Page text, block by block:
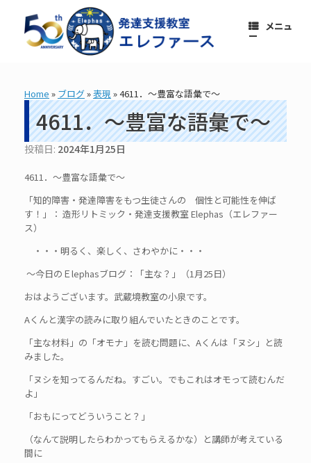
メニュ
ー
Home » ブログ»表現 »4611．～豊富な語彙で～
4611．～豊富な語彙で～
投稿日: 2024年1月25日
4611．～豊富な語彙で～
「知的障害・発達障害をもつ生徒さんの 個性と可能性を伸ば
す！」： 造形リトミック・発達支援教室 Elephas（エレファー
ス）
・・・明るく、楽しく、さわやかに・・・
～今日のＥlephasブログ：「主な？」（1月25日）
おはようございます。武蔵境教室の小泉です。
Aくんと漢字の読みに取り組んでいたときのことです。
「主な材料」の「オモナ」を読む問題に、Aくんは「ヌシ」と読
みました。
「ヌシを知ってるんだね。すごい。でもこれはオモって読むんだ
よ」
「おもにってどういうこと？」
（なんて説明したらわかってもらえるかな）と講師が考えている
間に